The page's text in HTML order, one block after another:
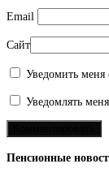
Email
Сайт
Уведомить меня
Уведомлять
Пенсионные